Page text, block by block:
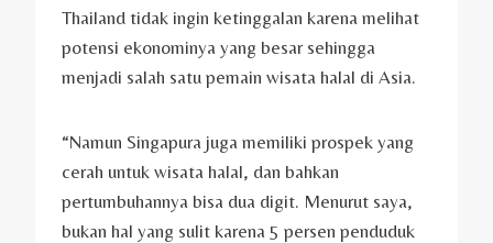
Thailand tidak ingin ketinggalan karena melihat
potensi ekonominya yang besar sehingga
menjadi salah satu pemain wisata halal di Asia.
“Namun Singapura juga memiliki prospek yang
cerah untuk wisata halal, dan bahkan
pertumbuhannya bisa dua digit. Menurut saya,
bukan hal yang sulit karena 5 persen penduduk